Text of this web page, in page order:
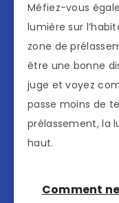
Méfiez-vous
lumière sur
zone de
être une bonne
juge et voyez
passe moins de
prélassement, la
haut.
Comment